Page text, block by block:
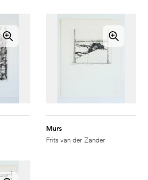
Murs
Frits van der Zander